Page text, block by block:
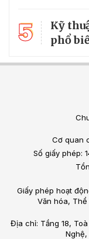
5
Kỹ
phổ
Cơ quan
Số giấy phép:
Giấy phép hoạt
Văn hóa,
Địa chỉ: Tầng 18,
Nghệ,